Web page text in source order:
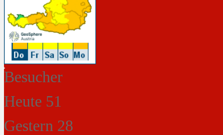
Besucher
Heute 51
Gestern 28